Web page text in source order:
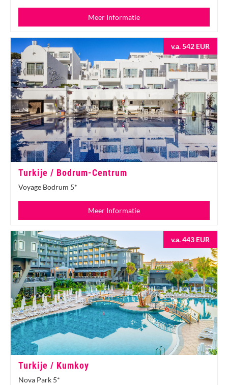
Meer Informatie
v.a. 542 EUR
Turkije / Bodrum-Centrum
Voyage Bodrum 5*
Meer Informatie
v.a. 443 EUR
Turkije / Kumkoy
Nova Park 5*